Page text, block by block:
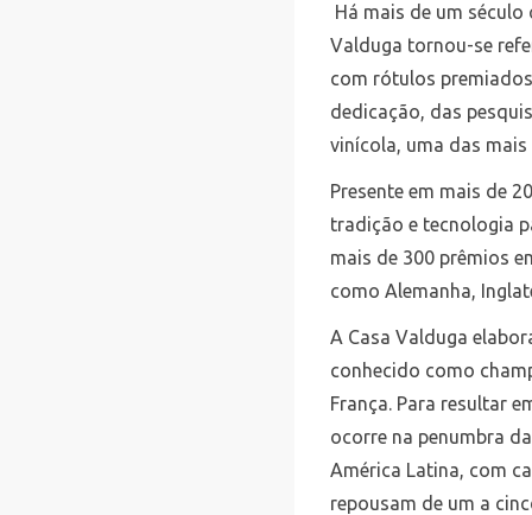
Há mais de um
Valduga tornou-se
com rótulos
dedicação, das
vinícola, uma das
Presente em mais de
tradição e tecnologia
mais de 300 prêmios
como Alemanha,
A Casa Valduga
conhecido como
França. Para resultar
ocorre na penumbra
América Latina, com
repousam de um a